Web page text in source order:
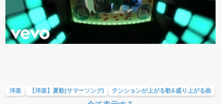
洋楽 【洋楽】夏歌(サマーソング) テンションが上がる歌&盛り上がる曲